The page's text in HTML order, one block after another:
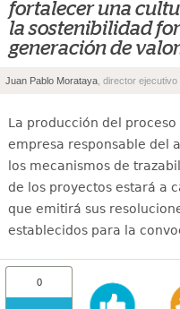
fortalecer una
la sostenibilidad
generación de
Juan Pablo Morataya , director
La producción del
empresa responsable del
los mecanismos de
de los proyectos estará a
que emitirá sus
establecidos para la
0